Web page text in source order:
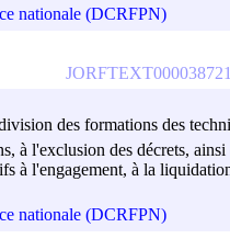
nationale (DCRFPN)
des formations des
à l'exclusion des décrets,
à l'engagement, à la
nationale (DCRFPN)